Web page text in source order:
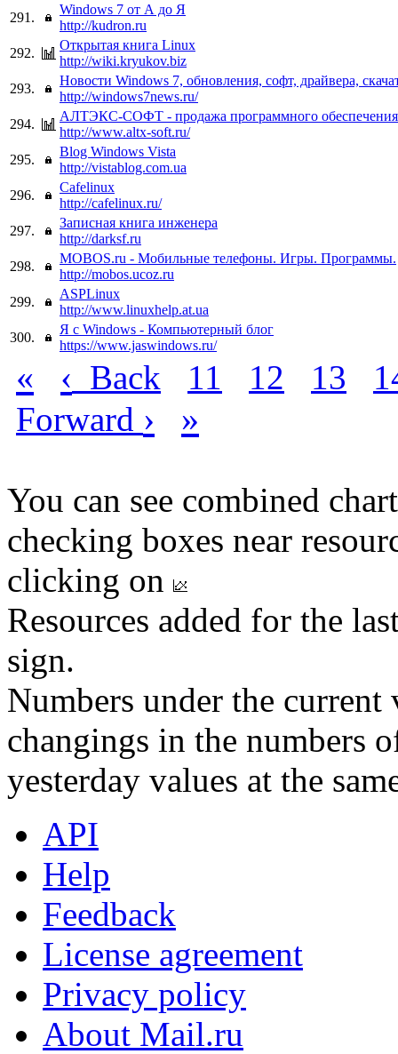
291.
Windows 7 от А до Я
http://kudron.ru
292.
Открытая книга Linux
http://wiki.kryukov.biz
293.
Новости Windows 7, обновления, софт, драйвера,
http://windows7news.ru/
294.
АЛТЭКС-СОФТ - продажа программного обеспечения
http://www.altx-soft.ru/
295.
Blog Windows Vista
http://vistablog.com.ua
296.
Cafelinux
http://cafelinux.ru/
297.
Записная книга инженера
http://darksf.ru
298.
MOBOS.ru - Мобильные телефоны. Игры. Программы.
http://mobos.ucoz.ru
299.
ASPLinux
http://www.linuxhelp.at.ua
300.
Я с Windows - Компьютерный блог
https://www.jaswindows.ru/
« ‹ Back 11 12 13
Forward › »
You can see combined
checking boxes near
clicking on
Resources added for the
sign.
Numbers under the
changings in the numbers
yesterday values at the
API
Help
Feedback
License agreement
Privacy policy
About Mail.ru